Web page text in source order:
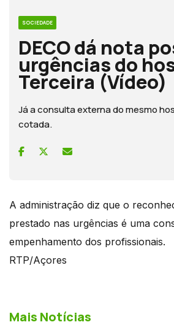
SOCIEDADE
DECO dá nota
urgências do
Terceira (Vídeo)
Já a consulta externa do mesmo
cotada.
A administração diz que o
prestado nas urgências é uma
empenhamento dos profissionais.
RTP/Açores
Mais Notícias